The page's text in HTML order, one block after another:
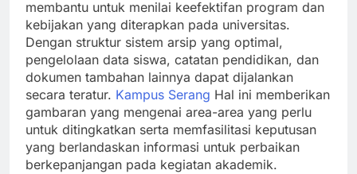
membantu untuk menilai keefektifan program dan
kebijakan yang diterapkan pada universitas.
Dengan struktur sistem arsip yang optimal,
pengelolaan data siswa, catatan pendidikan, dan
dokumen tambahan lainnya dapat dijalankan
secara teratur. Kampus Serang Hal ini memberikan
gambaran yang mengenai area-area yang perlu
untuk ditingkatkan serta memfasilitasi keputusan
yang berlandaskan informasi untuk perbaikan
berkepanjangan pada kegiatan akademik.